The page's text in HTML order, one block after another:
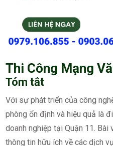
Thi Công Mạng
Tóm tắt
Với sự phát triển của công
phòng ổn định và hiệu quả là
doanh nghiệp tại Quận 11. Bài
thông tin hữu ích về các dịch